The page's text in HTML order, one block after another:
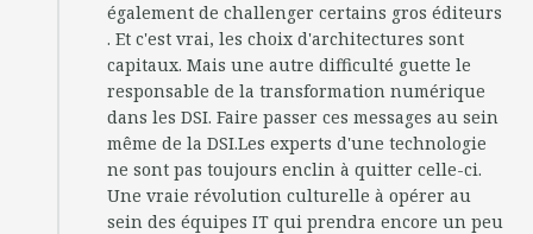
également de challenger certains gros éditeurs
. Et c'est vrai, les choix d'architectures sont
capitaux. Mais une autre difficulté guette le
responsable de la transformation numérique
dans les DSI. Faire passer ces messages au sein
même de la DSI.Les experts d'une technologie
ne sont pas toujours enclin à quitter celle-ci.
Une vraie révolution culturelle à opérer au
sein des équipes IT qui prendra encore un peu